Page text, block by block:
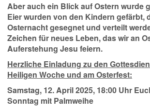
Aber auch ein Blick auf Ostern wurde
Eier wurden von den Kindern gefärbt,
Osternacht gesegnet und verteilt
Zeichen für neues Leben, das wir an
Auferstehung Jesu feiern.
Herzliche Einladung zu den
Heiligen Woche und am Osterfest:
Samstag, 12. April 2025, 18:00 Uhr
Sonntag mit Palmweihe